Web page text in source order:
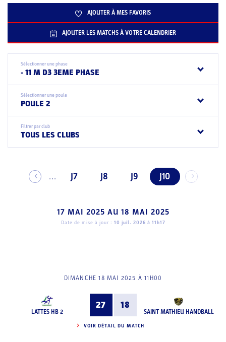
AJOUTER À MES FAVORIS
AJOUTER LES MATCHS À VOTRE CALENDRIER
Sélectionner une phase
- 11 M D3 3EME PHASE
Sélectionner une poule
POULE 2
Filtrer par club
TOUS LES CLUBS
... J7 J8 J9 J10
17 MAI 2025 AU 18 MAI 2025
Date de mise à jour : 10 juil. 2026 à 11h17
DIMANCHE 18 MAI 2025 À 11H00
LATTES HB 2
27 18
SAINT MATHIEU HANDBALL
VOIR DÉTAIL DU MATCH